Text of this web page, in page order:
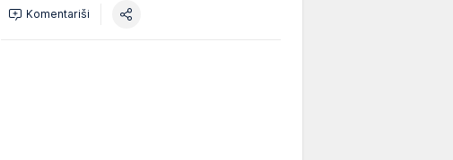
Komentariši